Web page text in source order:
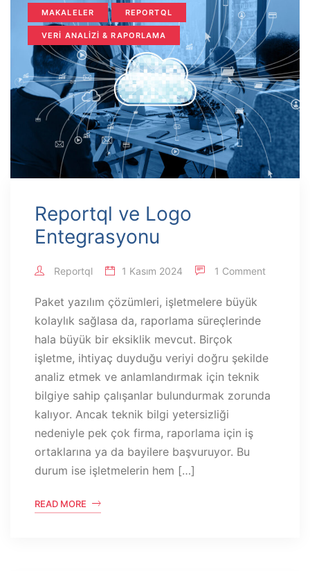
MAKALELER REPORTQL
VERI ANALIZI & RAPORLAMA
Reportql ve Logo
Entegrasyonu
Reportql 1 Kasım 2024 1 Comment
Paket yazılım çözümleri, işletmelere büyük
kolaylık sağlasa da, raporlama süreçlerinde
hala büyük bir eksiklik mevcut. Birçok
işletme, ihtiyaç duyduğu veriyi doğru şekilde
analiz etmek ve anlamlandırmak için teknik
bilgiye sahip çalışanlar bulundurmak zorunda
kalıyor. Ancak teknik bilgi yetersizliği
nedeniyle pek çok firma, raporlama için iş
ortaklarına ya da bayilere başvuruyor. Bu
durum ise işletmelerin hem […]
READ MORE